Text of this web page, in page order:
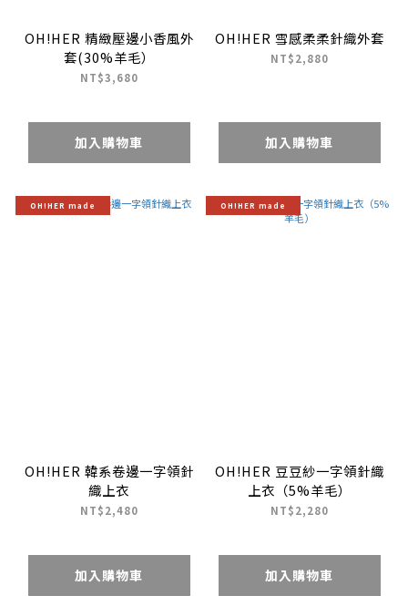
OH!HER 精緻壓邊小香風外
套(30%羊毛）
NT$3,680
加入購物車
OH!HER 雪感柔柔針織外套
NT$2,880
加入購物車
OH!HER made
OH!HER 韓系卷邊一字領針
織上衣
NT$2,480
加入購物車
OH!HER made
OH!HER 豆豆紗一字領針織
上衣（5%羊毛）
NT$2,280
加入購物車